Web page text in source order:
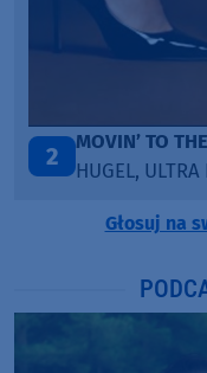
3
LEGENDARY
KATY PERRY &
Głosuj na